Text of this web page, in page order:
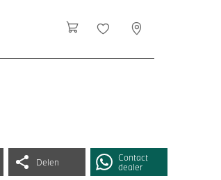
Delen
Contact
dealer